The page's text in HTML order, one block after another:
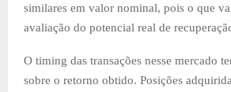
similares em valor nominal, pois o que
avaliação do potencial real de
O timing das transações nesse mercado
sobre o retorno obtido. Posições